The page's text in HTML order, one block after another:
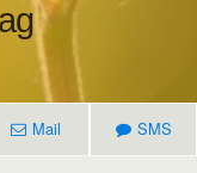
Mail SMS